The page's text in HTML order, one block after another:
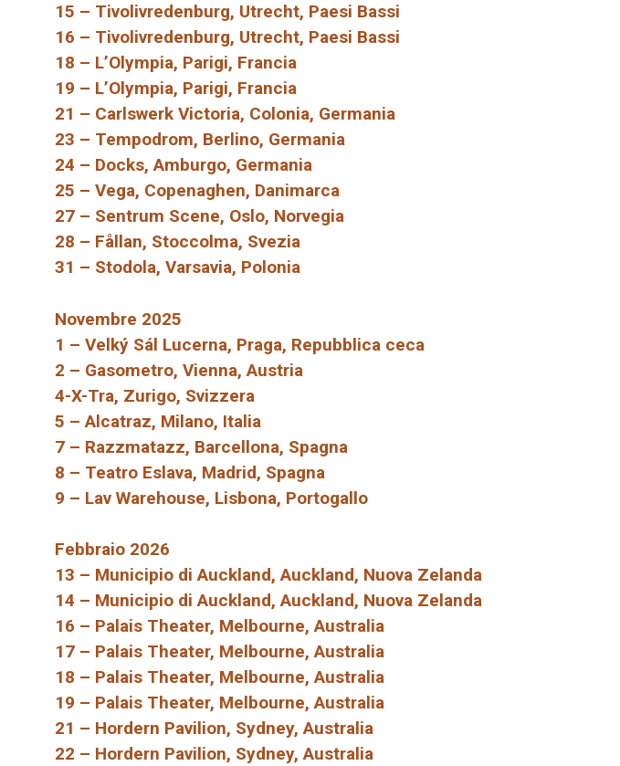
15 – Tivolivredenburg, Utrecht, Paesi Bassi
16 – Tivolivredenburg, Utrecht, Paesi Bassi
18 – L’Olympia, Parigi, Francia
19 – L’Olympia, Parigi, Francia
21 – Carlswerk Victoria, Colonia, Germania
23 – Tempodrom, Berlino, Germania
24 – Docks, Amburgo, Germania
25 – Vega, Copenaghen, Danimarca
27 – Sentrum Scene, Oslo, Norvegia
28 – Fållan, Stoccolma, Svezia
31 – Stodola, Varsavia, Polonia
Novembre 2025
1 – Velký Sál Lucerna, Praga, Repubblica ceca
2 – Gasometro, Vienna, Austria
4-X-Tra, Zurigo, Svizzera
5 – Alcatraz, Milano, Italia
7 – Razzmatazz, Barcellona, ​​Spagna
8 – Teatro Eslava, Madrid, Spagna
9 – Lav Warehouse, Lisbona, Portogallo
Febbraio 2026
13 – Municipio di Auckland, Auckland, Nuova Zelanda
14 – Municipio di Auckland, Auckland, Nuova Zelanda
16 – Palais Theater, Melbourne, Australia
17 – Palais Theater, Melbourne, Australia
18 – Palais Theater, Melbourne, Australia
19 – Palais Theater, Melbourne, Australia
21 – Hordern Pavilion, Sydney, Australia
22 – Hordern Pavilion, Sydney, Australia